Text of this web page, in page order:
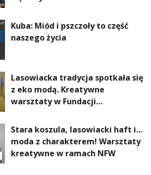
Kuba: Miód i pszczoły to część
naszego życia
Lasowiacka tradycja spotkała się
z eko modą. Kreatywne
warsztaty w Fundacji
Stara koszula, lasowiacki haft i…
moda z charakterem! Warsztaty
kreatywne w ramach NFW